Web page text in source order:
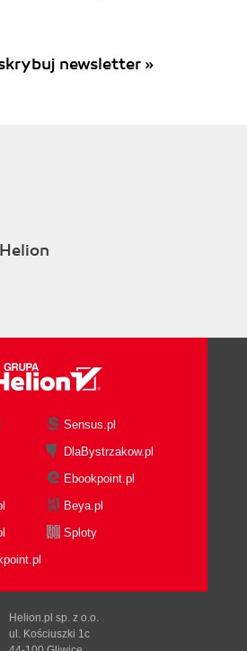
newsletter »
Sensus.pl
DlaBystrzakow.pl
Ebookpoint.pl
Beya.pl
Sploty
Helion.pl sp. z o.o.
ul. Kościuszki 1c